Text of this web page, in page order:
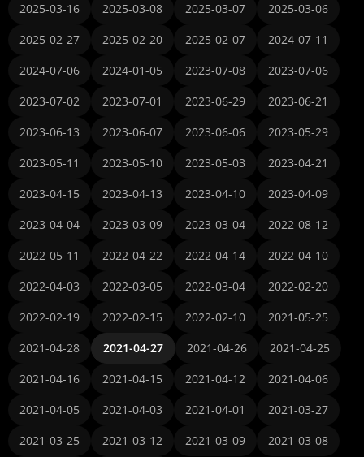
2025-03-16
2025-03-08 2025-03-07
2025-03-06
2025-02-27
2025-02-20 2025-02-07
2024-07-11
2024-07-06
2024-01-05 2023-07-08
2023-07-06
2023-07-02
2023-07-01 2023-06-29
2023-06-21
2023-06-13
2023-06-07 2023-06-06
2023-05-29
2023-05-11
2023-05-10 2023-05-03
2023-04-21
2023-04-15
2023-04-13 2023-04-10
2023-04-09
2023-04-04
2023-03-09 2023-03-04
2022-08-12
2022-05-11
2022-04-22 2022-04-14
2022-04-10
2022-04-03
2022-03-05 2022-03-04
2022-02-20
2022-02-19
2022-02-15 2022-02-10
2021-05-25
2021-04-28
2021-04-27 2021-04-26
2021-04-25
2021-04-16
2021-04-15 2021-04-12
2021-04-06
2021-04-05
2021-04-03 2021-04-01
2021-03-27
2021-03-25
2021-03-12 2021-03-09
2021-03-08